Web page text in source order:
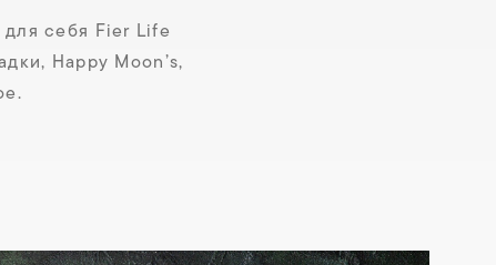
себя Fier Life
Happy Moon’s,